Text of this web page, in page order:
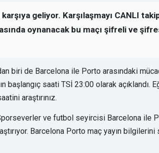
geliyor. Karşılaşmayı CANLI
oynanacak bu maçı şifreli ve
biri de Barcelona ile Porto arasındaki
başlangıç saati TSİ 23:00 olarak açıklandı.
araştırınız.
ve futbol seyircisi Barcelona ile
Barcelona Porto maç yayın